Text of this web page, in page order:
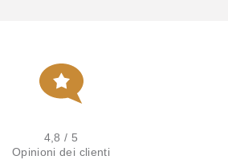
4,8 / 5
Opinioni dei clienti